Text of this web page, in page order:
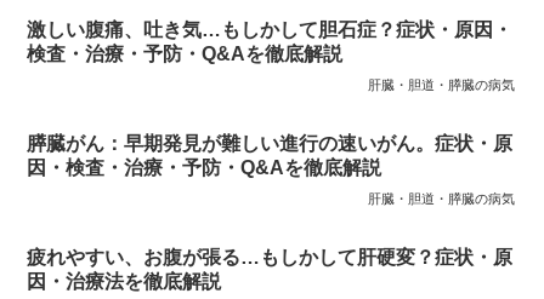
激しい腹痛、吐き気…もしかして胆石症？症状・原因・
検査・治療・予防・Q&Aを徹底解説
肝臓・胆道・膵臓の病気
膵臓がん：早期発見が難しい進行の速いがん。症状・原
因・検査・治療・予防・Q&Aを徹底解説
肝臓・胆道・膵臓の病気
疲れやすい、お腹が張る…もしかして肝硬変？症状・原
因・治療法を徹底解説